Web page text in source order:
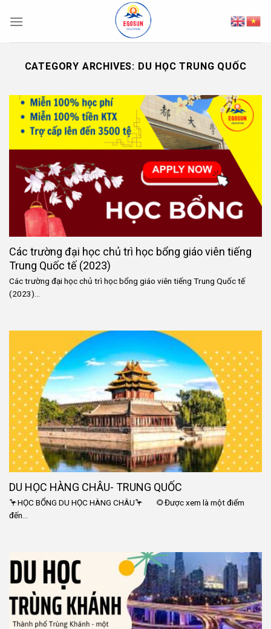
CATEGORY ARCHIVES: DU HỌC TRUNG QUỐC
Các trường đại học chủ trì học bổng giáo viên tiếng
Trung Quốc tế (2023)
Các trường đại học chủ trì học bổng giáo viên tiếng Trung Quốc tế
(2023)...
DU HỌC HÀNG CHÂU- TRUNG QUỐC
🦩HỌC BỔNG DU HỌC HÀNG CHÂU🦩 🌻Được xem là một điểm
đến...